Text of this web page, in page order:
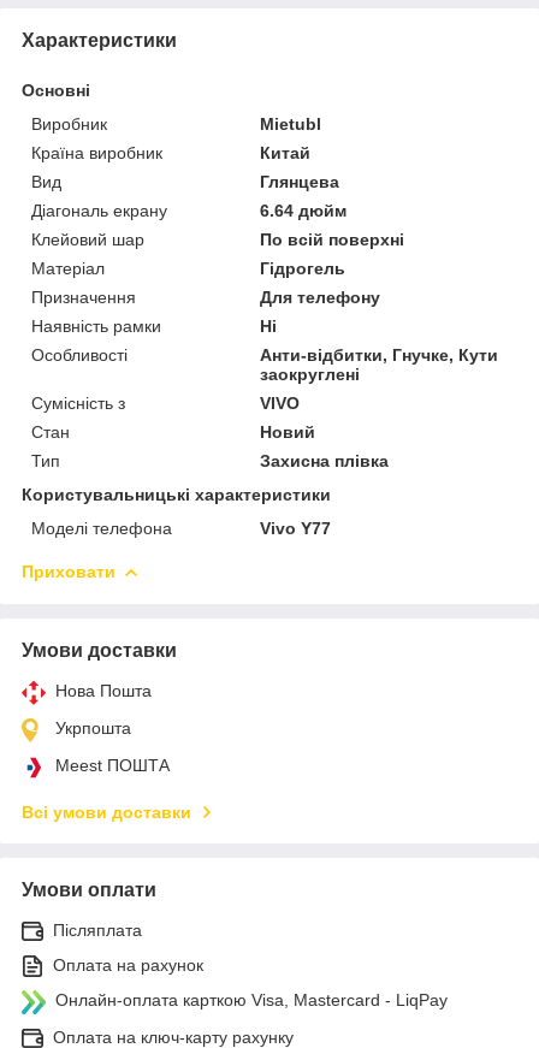
Характеристики
Основні
Виробник
Mietubl
Країна виробник
Китай
Вид
Глянцева
Діагональ екрану
6.64 дюйм
Клейовий шар
По всій поверхні
Матеріал
Гідрогель
Призначення
Для телефону
Наявність рамки
Ні
Особливості
Анти-відбитки, Гнучке, Кути
заокруглені
Сумісність з
VIVO
Стан
Новий
Тип
Захисна плівка
Користувальницькі характеристики
Моделі телефона
Vivo Y77
Приховати
Умови доставки
Нова Пошта
Укрпошта
Meest ПОШТА
Всі умови доставки
Умови оплати
Післяплата
Оплата на рахунок
Онлайн-оплата карткою Visa, Mastercard - LiqPay
Оплата на ключ-карту рахунку